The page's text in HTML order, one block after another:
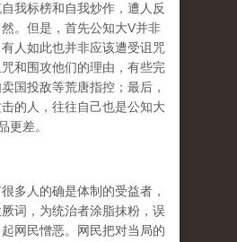
我标榜和自我炒作，遭人反
。但是，首先公知大V并非
人如此也并非应该遭受诅咒
和围攻他们的理由，有些完
国投敌等荒唐指控；最后，
的人，往往自己也是公知大
更差。
多人的确是体制的受益者，
词，为统治者涂脂抹粉，误
网民憎恶。网民把对当局的